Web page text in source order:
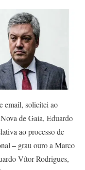
email, solicitei ao
de Gaia, Eduardo
ao processo de
– grau ouro a Marco
Vítor Rodrigues,